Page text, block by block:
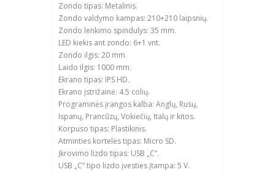
Zondo tipas: Metalinis.
Zondo valdymo kampas: 210+210 laipsnių.
Zondo lenkimo spindulys: 35 mm.
LED kiekis ant zondo: 6+1 vnt.
Zondo ilgis: 20 mm.
Laido ilgis: 1000 mm.
Ekrano tipas: IPS HD.
Ekrano įstrižainė: 4.5 colių.
Programinės įrangos kalba: Anglų, Rusų,
Ispanų, Prancūzų, Vokiečių, Italų ir kitos.
Korpuso tipas: Plastikinis.
Atminties kortelės tipas: Micro SD.
Įkrovimo lizdo tipas: USB „C”.
USB „C” tipo lizdo įvesties įtampa: 5 V.